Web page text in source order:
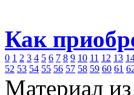
Как
0 1 2 3 4 5 6 7 8 9 10 11 12 13
52 53 54 55 56 57 58 59 60 61
Материал